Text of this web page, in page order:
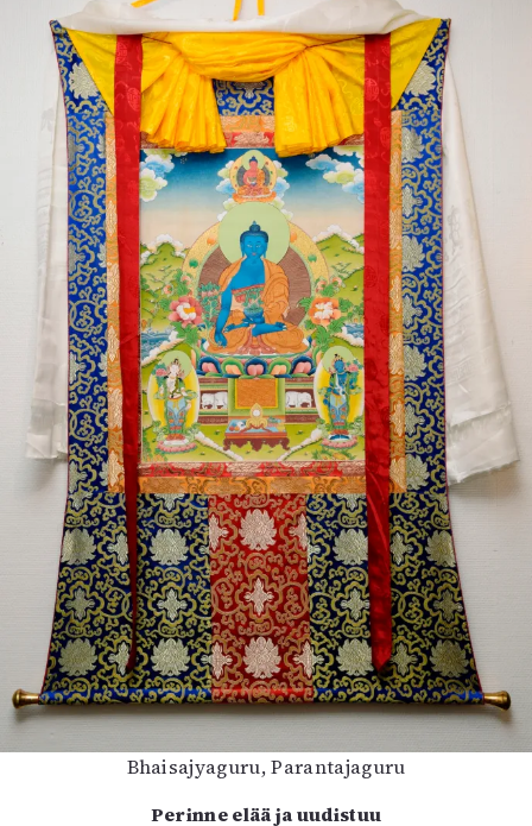
Bhaisajyaguru, Parantajaguru
Perinne elää ja uudistuu